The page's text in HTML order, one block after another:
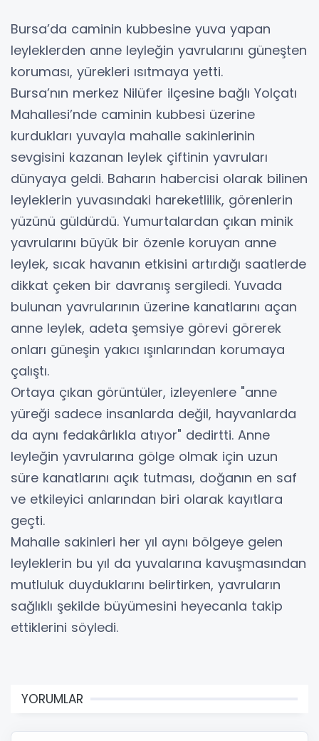
Bursa’da caminin kubbesine yuva yapan
leyleklerden anne leyleğin yavrularını güneşten
koruması, yürekleri ısıtmaya yetti.
Bursa’nın merkez Nilüfer ilçesine bağlı Yolçatı
Mahallesi’nde caminin kubbesi üzerine
kurdukları yuvayla mahalle sakinlerinin
sevgisini kazanan leylek çiftinin yavruları
dünyaya geldi. Baharın habercisi olarak bilinen
leyleklerin yuvasındaki hareketlilik, görenlerin
yüzünü güldürdü. Yumurtalardan çıkan minik
yavrularını büyük bir özenle koruyan anne
leylek, sıcak havanın etkisini artırdığı saatlerde
dikkat çeken bir davranış sergiledi. Yuvada
bulunan yavrularının üzerine kanatlarını açan
anne leylek, adeta şemsiye görevi görerek
onları güneşin yakıcı ışınlarından korumaya
çalıştı.
Ortaya çıkan görüntüler, izleyenlere "anne
yüreği sadece insanlarda değil, hayvanlarda
da aynı fedakârlıkla atıyor" dedirtti. Anne
leyleğin yavrularına gölge olmak için uzun
süre kanatlarını açık tutması, doğanın en saf
ve etkileyici anlarından biri olarak kayıtlara
geçti.
Mahalle sakinleri her yıl aynı bölgeye gelen
leyleklerin bu yıl da yuvalarına kavuşmasından
mutluluk duyduklarını belirtirken, yavruların
sağlıklı şekilde büyümesini heyecanla takip
ettiklerini söyledi.
YORUMLAR